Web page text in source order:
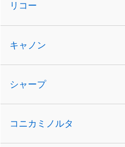
リコー
キャノン
シャープ
コニカミノルタ